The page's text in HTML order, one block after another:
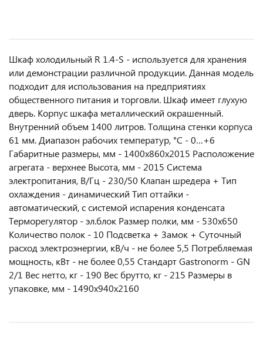
Шкаф холодильный R 1.4-S - используется для хранения
или демонстрации различной продукции. Данная модель
подходит для использования на предприятиях
общественного питания и торговли. Шкаф имеет глухую
дверь. Корпус шкафа металлический окрашенный.
Внутренний объем 1400 литров. Толщина стенки корпуса
61 мм. Диапазон рабочих температур, °C - 0…+6
Габаритные размеры, мм - 1400х860х2015 Расположение
агрегата - верхнее Высота, мм - 2015 Система
электропитания, В/Гц - 230/50 Клапан шредера + Тип
охлаждения - динамический Тип оттайки -
автоматический, с системой испарения конденсата
Терморегулятор - эл.блок Размер полки, мм - 530x650
Количество полок - 10 Подсветка + Замок + Суточный
расход электроэнергии, кВ/ч - не более 5,5 Потребляемая
мощность, кВт - не более 0,55 Стандарт Gastronorm - GN
2/1 Вес нетто, кг - 190 Вес брутто, кг - 215 Размеры в
упаковке, мм - 1490х940х2160